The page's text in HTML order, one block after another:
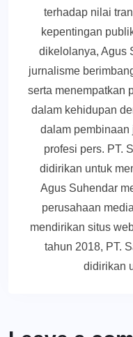
terhadap nilai
kepentingan
dikelolanya, Agus
jurnalisme
serta menempatkan
dalam kehidupan
dalam pembinaan
profesi pers. PT.
didirikan untuk
Agus Suhendar
perusahaan
mendirikan situs
tahun 2018, PT.
didirikan